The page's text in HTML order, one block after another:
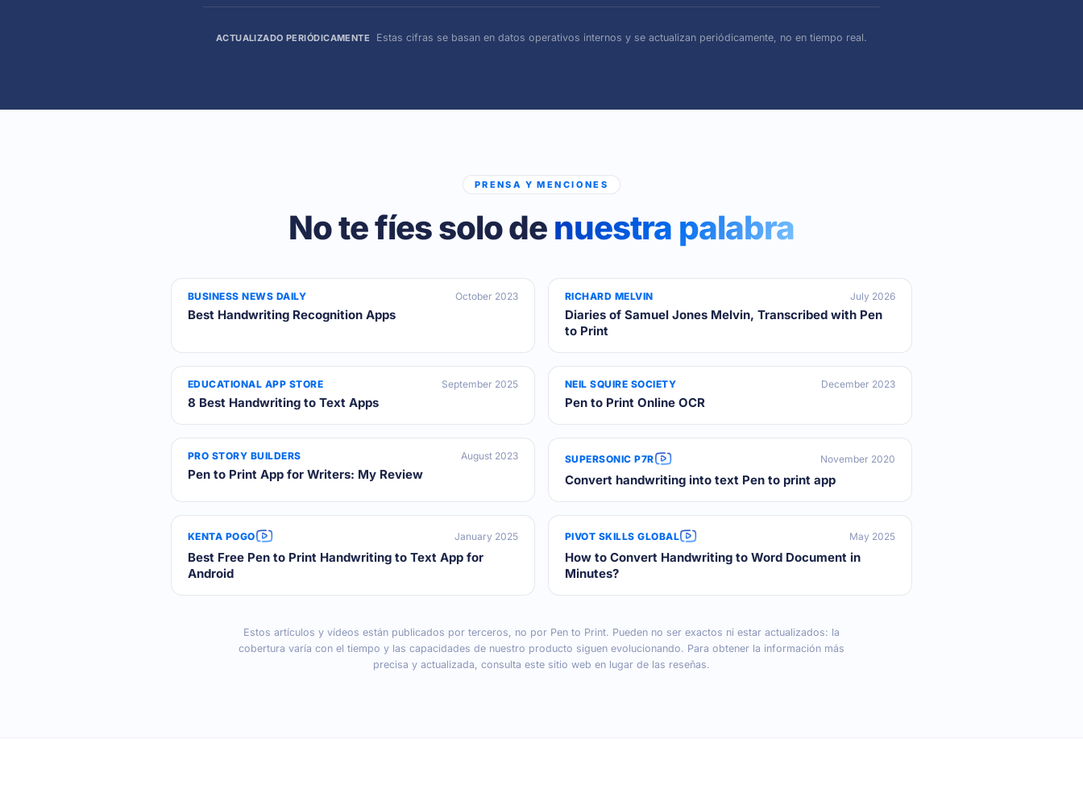
ACTUALIZADO PERIÓDICAMENTE Estas cifras se basan en datos operativos internos y se actualizan periódicamente, no en tiempo real.
PRENSA Y MENCIONES
No te fíes solo de nuestra palabra
BUSINESS NEWS DAILY October 2023
Best Handwriting Recognition Apps
RICHARD MELVIN July 2026
Diaries of Samuel Jones Melvin, Transcribed with Pen
to Print
EDUCATIONAL APP STORE September 2025
8 Best Handwriting to Text Apps
NEIL SQUIRE SOCIETY December 2023
Pen to Print Online OCR
PRO STORY BUILDERS August 2023
Pen to Print App for Writers: My Review
SUPERSONIC P7R November 2020
Convert handwriting into text Pen to print app
KENTA POGO January 2025
Best Free Pen to Print Handwriting to Text App for
Android
PIVOT SKILLS GLOBAL May 2025
How to Convert Handwriting to Word Document in
Minutes?
Estos artículos y vídeos están publicados por terceros, no por Pen to Print. Pueden no ser exactos ni estar actualizados: la
cobertura varía con el tiempo y las capacidades de nuestro producto siguen evolucionando. Para obtener la información más
precisa y actualizada, consulta este sitio web en lugar de las reseñas.